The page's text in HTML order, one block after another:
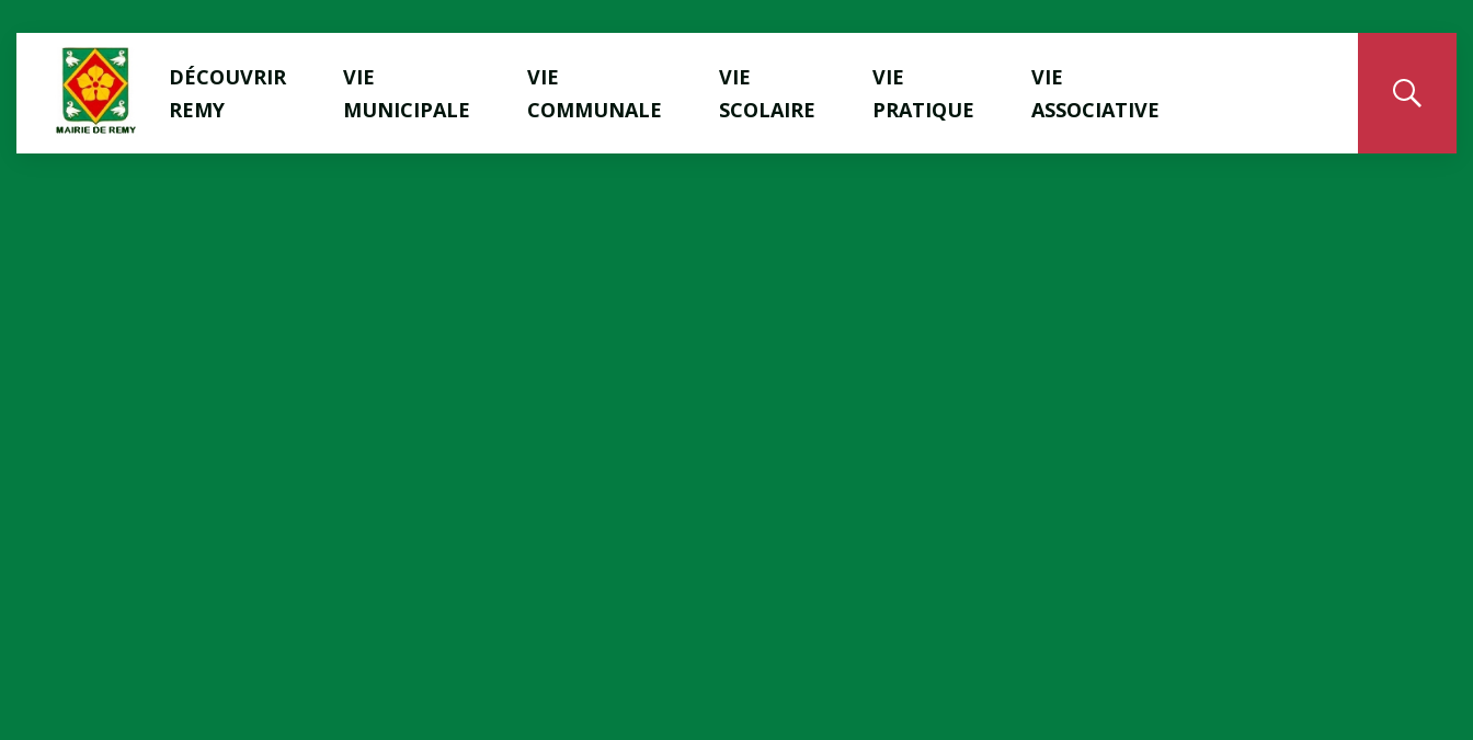
DÉCOUVRIR
REMY
VIE
MUNICIPALE
VIE
COMMUNALE
VIE
SCOLAIRE
VIE
PRATIQUE
VIE
ASSOCIATIVE